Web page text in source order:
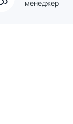
менеджер